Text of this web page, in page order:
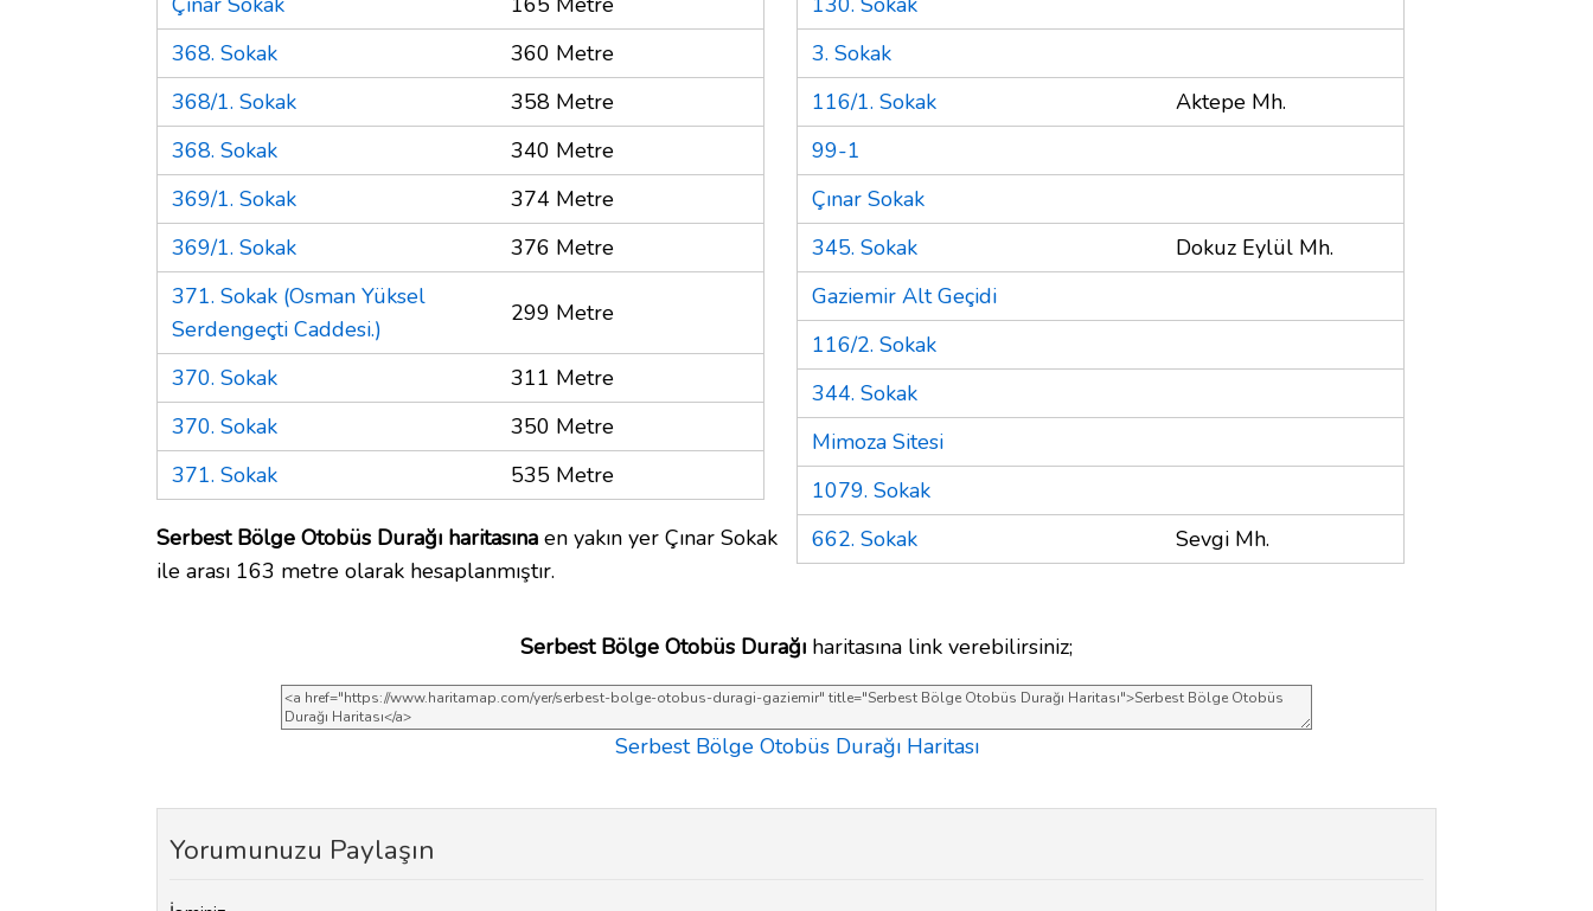
368. Sokak
360 Metre
368/1. Sokak
358 Metre
368. Sokak
340 Metre
369/1. Sokak
374 Metre
369/1. Sokak
376 Metre
371. Sokak (Osman Yüksel
Serdengeçti Caddesi.)
299 Metre
370. Sokak
311 Metre
370. Sokak
350 Metre
371. Sokak
535 Metre
Serbest Bölge Otobüs Durağı haritasına en yakın yer Çınar Sokak
ile arası 163 metre olarak hesaplanmıştır.
3. Sokak
116/1. Sokak
Aktepe Mh.
99-1
Çınar Sokak
345. Sokak
Dokuz Eylül Mh.
Gaziemir Alt Geçidi
116/2. Sokak
344. Sokak
Mimoza Sitesi
1079. Sokak
662. Sokak
Sevgi Mh.
Serbest Bölge Otobüs Durağı haritasına link verebilirsiniz;
Serbest Bölge Otobüs Durağı Haritası
Yorumunuzu Paylaşın